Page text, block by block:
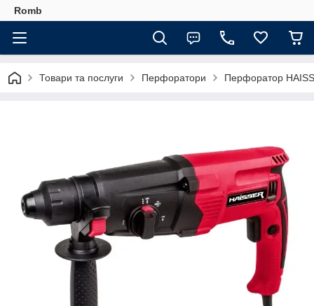
Romb
Товари та послуги Перфоратори Перфоратор